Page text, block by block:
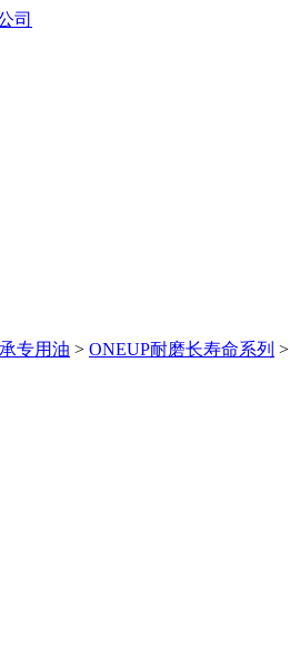
专用油 > ONEUP耐磨长寿命系列